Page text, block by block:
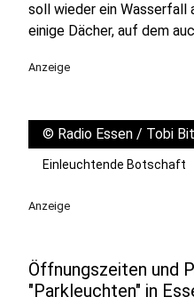
soll wieder ein Wasserfall
einige Dächer, auf dem
Anzeige
© Radio Essen / Tobi
Einleuchtende Botschaft
Anzeige
Öffnungszeiten und
"Parkleuchten" in